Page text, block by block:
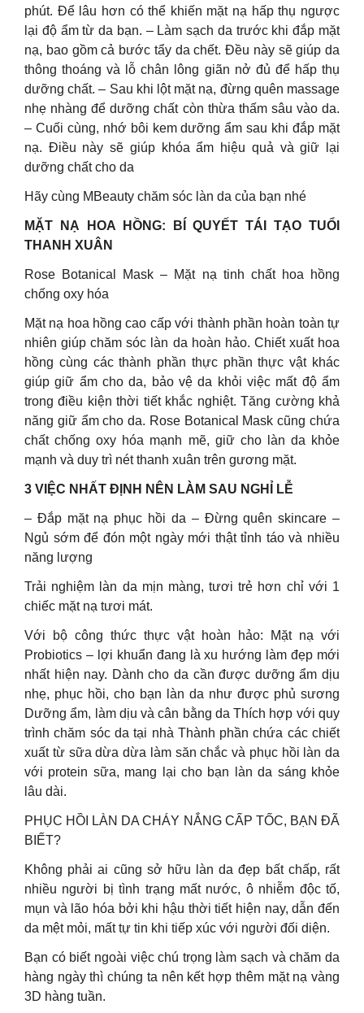
phút. Để lâu hơn có thể khiến mặt nạ hấp thụ ngược
lại độ ẩm từ da bạn. – Làm sạch da trước khi đắp mặt
nạ, bao gồm cả bước tẩy da chết. Đều này sẽ giúp da
thông thoáng và lỗ chân lông giãn nở đủ để hấp thụ
dưỡng chất. – Sau khi lột mặt nạ, đừng quên massage
nhẹ nhàng để dưỡng chất còn thừa thấm sâu vào da.
– Cuối cùng, nhớ bôi kem dưỡng ẩm sau khi đắp mặt
nạ. Điều này sẽ giúp khóa ẩm hiệu quả và giữ lại
dưỡng chất cho da
Hãy cùng MBeauty chăm sóc làn da của bạn nhé
MẶT NẠ HOA HỒNG: BÍ QUYẾT TÁI TẠO TUỔI
THANH XUÂN
Rose Botanical Mask – Mặt nạ tinh chất hoa hồng
chống oxy hóa
Mặt nạ hoa hồng cao cấp với thành phần hoàn toàn tự
nhiên giúp chăm sóc làn da hoàn hảo. Chiết xuất hoa
hồng cùng các thành phần thực phần thực vật khác
giúp giữ ẩm cho da, bảo vệ da khỏi việc mất độ ẩm
trong điều kiện thời tiết khắc nghiệt. Tăng cường khả
năng giữ ẩm cho da. Rose Botanical Mask cũng chứa
chất chống oxy hóa mạnh mẽ, giữ cho làn da khỏe
mạnh và duy trì nét thanh xuân trên gương mặt.
3 VIỆC NHẤT ĐỊNH NÊN LÀM SAU NGHỈ LỄ
– Đắp mặt nạ phục hồi da – Đừng quên skincare –
Ngủ sớm để đón một ngày mới thật tỉnh táo và nhiều
năng lượng
Trải nghiệm làn da mịn màng, tươi trẻ hơn chỉ với 1
chiếc mặt nạ tươi mát.
Với bộ công thức thực vật hoàn hảo: Mặt nạ với
Probiotics – lợi khuẩn đang là xu hướng làm đẹp mới
nhất hiện nay. Dành cho da cần được dưỡng ẩm dịu
nhẹ, phục hồi, cho bạn làn da như được phủ sương
Dưỡng ẩm, làm dịu và cân bằng da Thích hợp với quy
trình chăm sóc da tại nhà Thành phần chứa các chiết
xuất từ sữa dừa dừa làm săn chắc và phục hồi làn da
với protein sữa, mang lại cho bạn làn da sáng khỏe
lâu dài.
PHỤC HỒI LÀN DA CHÁY NẮNG CẤP TỐC, BẠN ĐÃ
BIẾT?
Không phải ai cũng sở hữu làn da đẹp bất chấp, rất
nhiều người bị tình trạng mất nước, ô nhiễm độc tố,
mụn và lão hóa bởi khi hậu thời tiết hiện nay, dẫn đến
da mệt mỏi, mất tự tin khi tiếp xúc với người đối diện.
Bạn có biết ngoài việc chú trọng làm sạch và chăm da
hàng ngày thì chúng ta nên kết hợp thêm mặt nạ vàng
3D hàng tuần.